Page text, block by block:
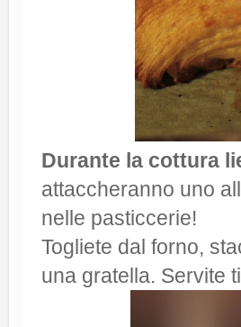
Durante la cottura
attaccheranno uno
nelle pasticcerie!
Togliete dal forno,
una gratella. Servite